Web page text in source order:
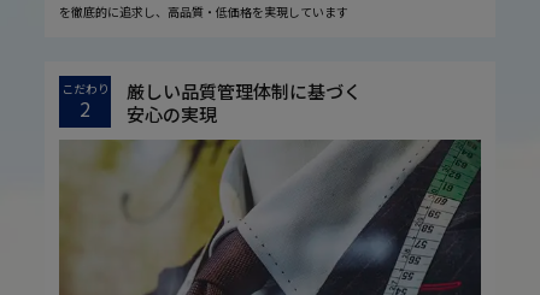
を徹底的に追求し、高品質・低価格を実現しています
こだわり
2
厳しい品質管理体制に基づく
安心の実現